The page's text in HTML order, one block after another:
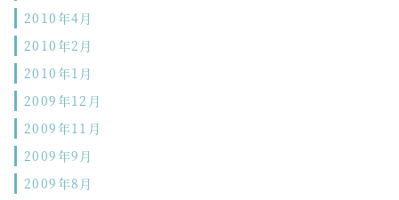
2010年4月
2010年2月
2010年1月
2009年12月
2009年11月
2009年9月
2009年8月